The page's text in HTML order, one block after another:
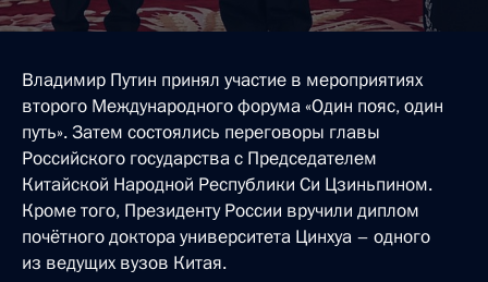
Владимир Путин принял участие в мероприятиях
второго Международного форума «Один пояс, один
путь». Затем состоялись переговоры главы
Российского государства с Председателем
Китайской Народной Республики Си Цзиньпином.
Кроме того, Президенту России вручили диплом
почётного доктора университета Цинхуа – одного
из ведущих вузов Китая.